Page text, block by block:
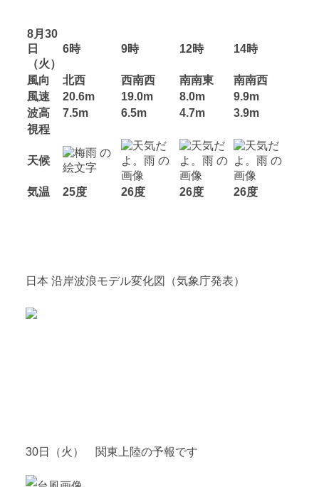
8月30
日
（火）
6時 9時 12時 14時
風向 北西 西南西 南南東
南南西
風速
20.6m 19.0m 8.0m
9.9m
波高
7.5m 6.5m 4.7m
3.9m
視程
天候
気温 25度 26度 26度 26度
日本 沿岸波浪モデル変化図（気象庁発表）
30日（火） 関東上陸の予報です